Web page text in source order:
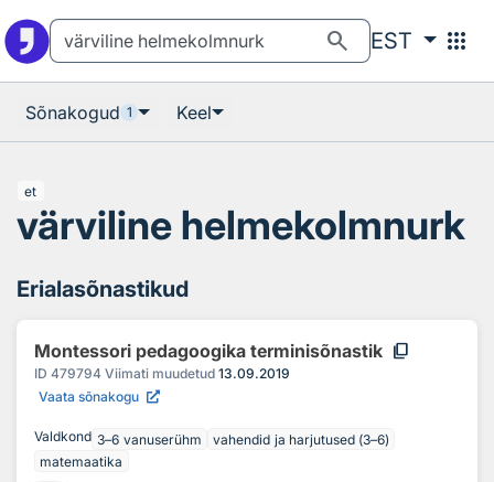
search EST apps
Sõnakogud 1 Keel
et
värviline helmekolmnurk
Erialasõnastikud
Montessori pedagoogika terminisõnastik content_copy
ID 479794 Viimati muudetud 13.09.2019
Vaata sõnakogu
Valdkond 3–6 vanuserühm
vahendid ja harjutused (3–6)
matemaatika